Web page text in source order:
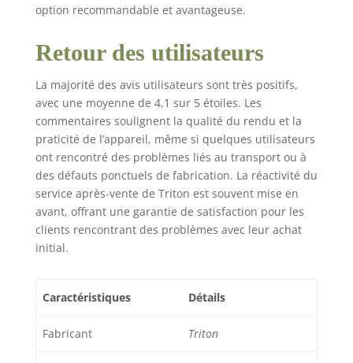
option recommandable et avantageuse.
Retour des utilisateurs
La majorité des avis utilisateurs sont très positifs,
avec une moyenne de 4,1 sur 5 étoiles. Les
commentaires soulignent la qualité du rendu et la
praticité de l’appareil, même si quelques utilisateurs
ont rencontré des problèmes liés au transport ou à
des défauts ponctuels de fabrication. La réactivité du
service après-vente de Triton est souvent mise en
avant, offrant une garantie de satisfaction pour les
clients rencontrant des problèmes avec leur achat
initial.
Caractéristiques Détails
Fabricant Triton